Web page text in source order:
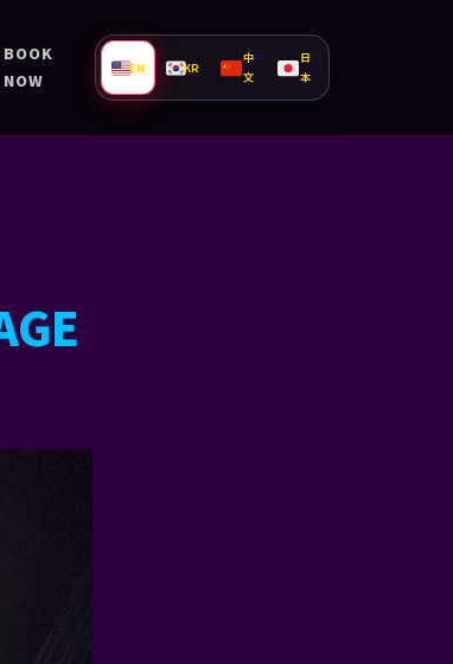
BOOK
NOW
EN KR
中
文
日
本